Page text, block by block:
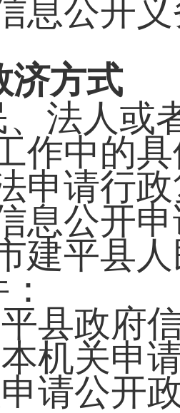
息公开
济方式
、法人或
作中的
申请行
息公开
建平县
县政府
机关申
请公开